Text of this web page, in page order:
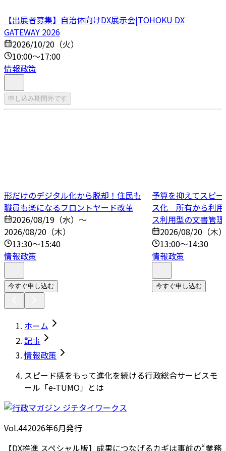
【出展者募集】自治体向けDX展示会|TOHOKU DX
GATEWAY 2026
2026/10/20（火）
10:00～17:00
情報政策
申し込み期間外です
形だけのデジタル化から脱却！住民も
職員も楽になるフロントヤード改革
2026/08/19（水）～
2026/08/20（木）
13:30～15:40
情報政策
今すぐ申し込む
予算を抑えてスピ
ス化 所有から利用
ス利用型の文書管
2026/08/20（木
13:00～14:30
情報政策
今すぐ申し込む
ホーム
記事
情報政策
スピード感をもって進化を続ける行政総合サービスモ
ール「e-TUMO」とは
Vol.442026年6月発行
【DX推進 スペシャル版】成果につなげるカギは事前の“業務